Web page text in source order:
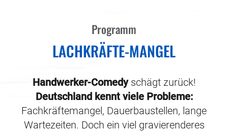
Programm
LACHKRÄFTE-MANGEL
Handwerker-Comedyschägt zurück!
Deutschland kennt viele Probleme:
Fachkräftemangel, Dauerbaustellen, lange
Wartezeiten. Doch ein viel gravierenderes